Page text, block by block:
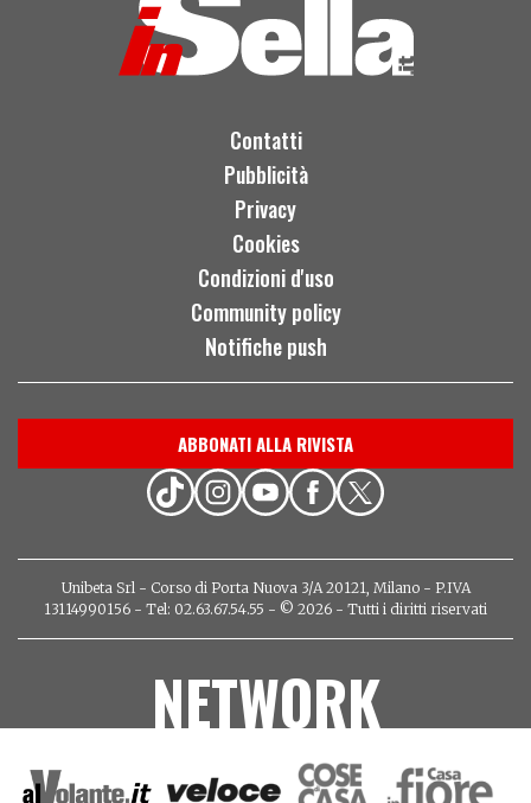
Contatti
Pubblicità
Privacy
Cookies
Condizioni d'uso
Community policy
Notifiche push
ABBONATI ALLA RIVISTA
Unibeta Srl - Corso di Porta Nuova 3/A 20121, Milano - P.IVA
13114990156 - Tel: 02.63.67.54.55 - © 2026 - Tutti i diritti riservati
NETWORK